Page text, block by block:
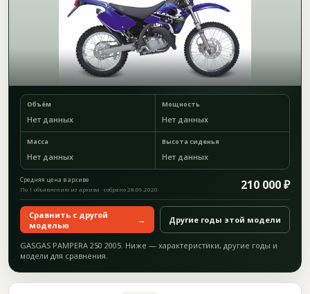
Объём
Нет данных
Мощность
Нет данных
Масса
Нет данных
Высота сиденья
Нет данных
Средняя цена в архиве 210 000 ₽
По 1 объявлению из архива · собрано 28.09.2020
Сравнить с другой
моделью
→ Другие годы этой модели
GASGAS PAMPERA 250 2005. Ниже — характеристики, другие годы и
модели для сравнения.